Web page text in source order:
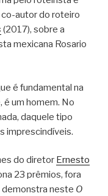
co-autor do roteiro
(2017), sobre a
mexicana Rosario
é fundamental na
é um homem. No
daquele tipo
imprescindíveis.
do diretor Ernesto
23 prêmios, fora
demonstra neste O